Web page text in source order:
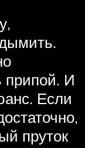
припой. И
Если
пруток